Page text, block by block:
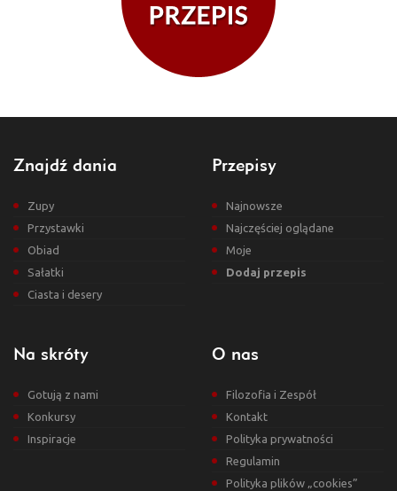
Znajdź dania
Zupy
Przystawki
Obiad
Sałatki
Ciasta i desery
Przepisy
Najnowsze
Najczęściej oglądane
Moje
Dodaj przepis
Na skróty
Gotują z nami
Konkursy
Inspiracje
O nas
Filozofia i Zespół
Kontakt
Polityka prywatności
Regulamin
Polityka plików „cookies”